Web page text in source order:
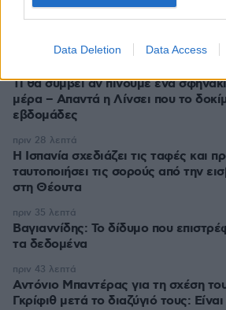
Data Deletion Data Access
21χρονος ναυαγοσώστης έσωσε
κατάσταση»
Τι θα συμβεί αν πίνουμε ένα
μέρα – Απαντά η Λίνσει που το
εβδομάδες
Η Ισπανία σχεδιάζει τις ταφές και
ταυτοποιήσει τις σορούς από την
στη Θέουτα
πριν 28 λεπτά
Βαγιαννίδης: Το δίδυμο που
τα δεδομένα
πριν 35 λεπτά
Αντόνιο Μπαντέρας για τη σχέση
Γκρίφιθ μετά το διαζύγιό τους:
πριν 43 λεπτά